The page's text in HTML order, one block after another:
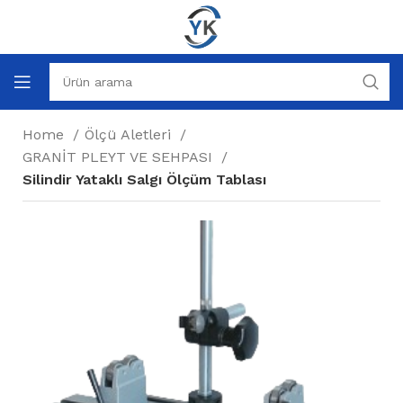
Home
Ölçü Aletleri
GRANİT PLEYT VE SEHPASI
Silindir Yataklı Salgı Ölçüm Tablası